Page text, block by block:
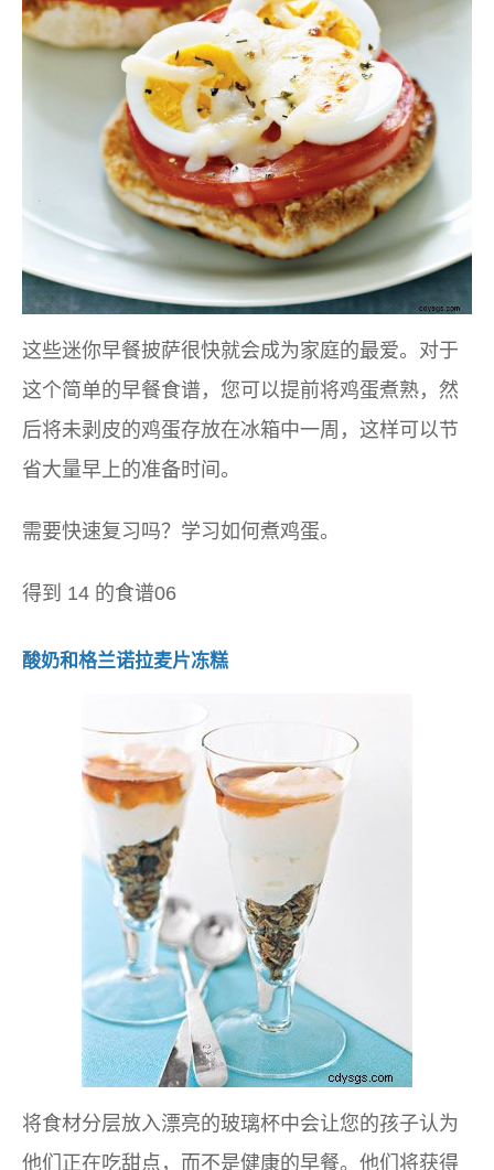
这些迷你早餐披萨很快就会成为家庭的最爱。对于
这个简单的早餐食谱，您可以提前将鸡蛋煮熟，然
后将未剥皮的鸡蛋存放在冰箱中一周，这样可以节
省大量早上的准备时间。
需要快速复习吗？学习如何煮鸡蛋。
得到 14 的食谱06
酸奶和格兰诺拉麦片冻糕
将食材分层放入漂亮的玻璃杯中会让您的孩子认为
他们正在吃甜点，而不是健康的早餐。他们将获得